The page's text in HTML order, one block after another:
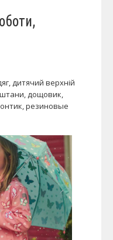
,дитячий верхній
штани,дощовик,
,резиновые